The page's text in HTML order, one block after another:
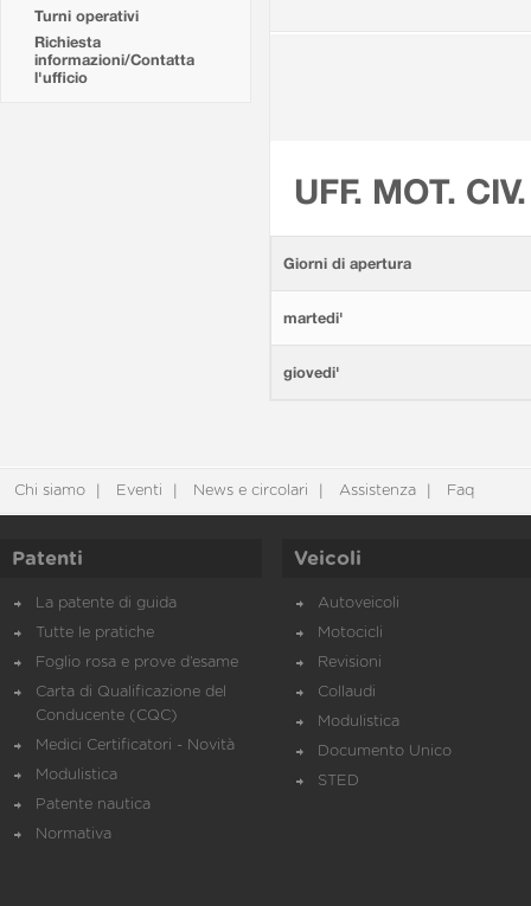
Turni operativi
Richiesta
informazioni/Contatta
l'ufficio
UFF. MOT.
Giorni di apertura
martedi'
giovedi'
Chi siamo Eventi News e circolari Assistenza Faq
Patenti
La patente di guida
Tutte le pratiche
Foglio rosa e prove d’esame
Carta di Qualificazione del
Conducente (CQC)
Medici Certificatori - Novità
Modulistica
Patente nautica
Normativa
Veicoli
Autoveicoli
Motocicli
Revisioni
Collaudi
Modulistica
Documento Unico
STED